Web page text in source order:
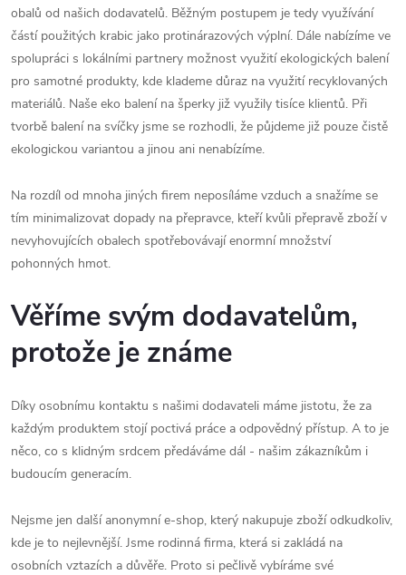
obalů od našich dodavatelů. Běžným postupem je tedy využívání
částí použitých krabic jako protinárazových výplní. Dále nabízíme ve
spolupráci s lokálními partnery možnost využití ekologických balení
pro samotné produkty, kde klademe důraz na využití recyklovaných
materiálů. Naše eko balení na šperky již využily tisíce klientů. Při
tvorbě balení na svíčky jsme se rozhodli, že půjdeme již pouze čistě
ekologickou variantou a jinou ani nenabízíme.
Na rozdíl od mnoha jiných firem neposíláme vzduch a snažíme se
tím minimalizovat dopady na přepravce, kteří kvůli přepravě zboží v
nevyhovujících obalech spotřebovávají enormní množství
pohonných hmot.
Věříme svým dodavatelům,
protože je známe
Díky osobnímu kontaktu s našimi dodavateli máme jistotu, že za
každým produktem stojí poctivá práce a odpovědný přístup. A to je
něco, co s klidným srdcem předáváme dál - našim zákazníkům i
budoucím generacím.
Nejsme jen další anonymní e-shop, který nakupuje zboží odkudkoliv,
kde je to nejlevnější. Jsme rodinná firma, která si zakládá na
osobních vztazích a důvěře. Proto si pečlivě vybíráme své